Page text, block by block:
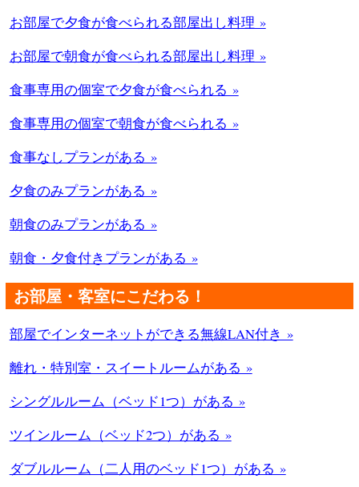
お部屋で夕食が食べられる部屋出し料理 »
お部屋で朝食が食べられる部屋出し料理 »
食事専用の個室で夕食が食べられる »
食事専用の個室で朝食が食べられる »
食事なしプランがある »
夕食のみプランがある »
朝食のみプランがある »
朝食・夕食付きプランがある »
お部屋・客室にこだわる！
部屋でインターネットができる無線LAN付き »
離れ・特別室・スイートルームがある »
シングルルーム（ベッド1つ）がある »
ツインルーム（ベッド2つ）がある »
ダブルルーム（二人用のベッド1つ）がある »